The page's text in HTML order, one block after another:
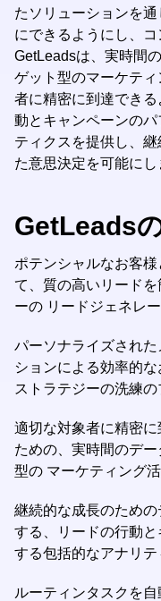
たソリューションを
にできるようにし、コ
GetLeadsは、実時間
ゲット型のマーケテ
者に精密に到達でき
動とキャンペーンの
ティクスを提供し、
た意思決定を可能にし
GetLeads
ポテンシャルなお客
て、質の高いリード
ーの リードジェネレ
パーソナライズされ
ションによる効率的
ストラテジーの洗練の
適切な対象者に精密
ための、実時間のデ
型の マーケティング
継続的な成長のため
する、リードの行動
する包括的なアナリテ
ルーティンタスクを